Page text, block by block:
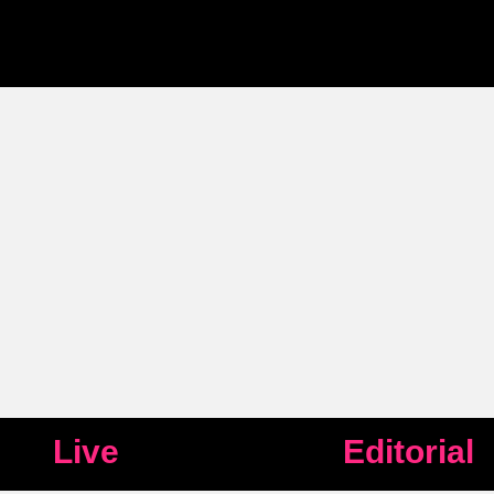
Live Editorial